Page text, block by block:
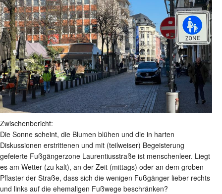
Zwischenbericht:
Die Sonne scheint, die Blumen blühen und die in harten
Diskussionen erstrittenen und mit (teilweiser) Begeisterung
gefeierte Fußgängerzone Laurentiusstraße ist menschenleer. Liegt
es am Wetter (zu kalt), an der Zeit (mittags) oder an dem groben
Pflaster der Straße, dass sich die wenigen Fußgänger lieber rechts
und links auf die ehemaligen Fußwege beschränken?